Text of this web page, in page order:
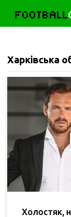
FOOTBALL
Харківська
Холостяк,